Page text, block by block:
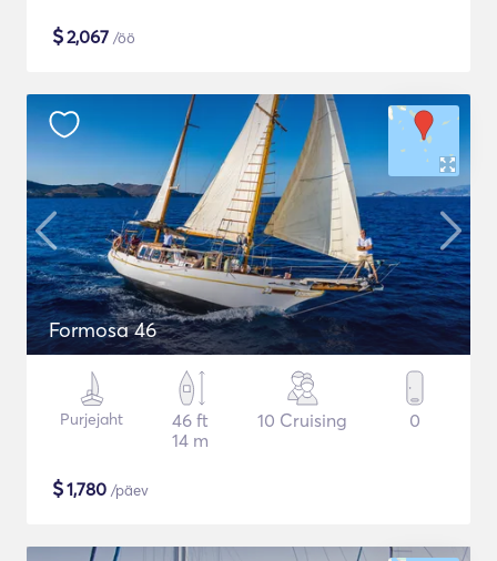
$2,067 /öö
Formosa 46
Purjejaht
46 ft
14 m
10 Cruising 0
$1,780 /päev